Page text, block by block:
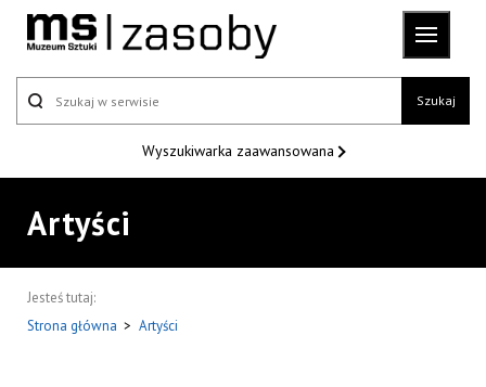
Szukaj
Wyszukiwarka zaawansowana
Artyści
Jesteś tutaj:
Strona główna > Artyści